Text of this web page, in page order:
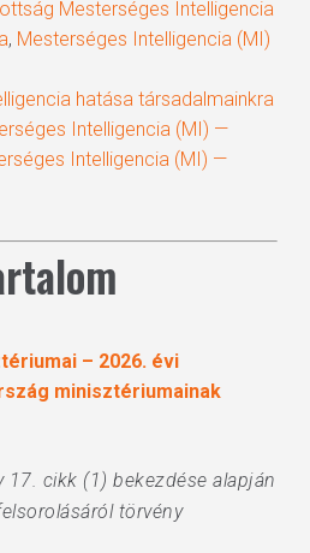
Mesterséges Intelligencia
, Mesterséges Intelligencia (MI)
hatása társadalmainkra
Intelligencia (MI) —
Intelligencia (MI) —
– 2026. évi
minisztériumainak
17. cikk (1) bekezdése alapján
törvény